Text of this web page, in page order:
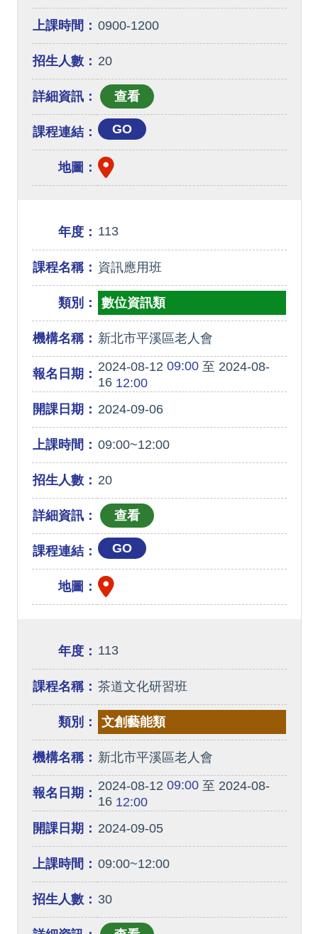
上課時間： 0900-1200
招生人數： 20
詳細資訊：
課程連結： GO
地圖：
年度： 113
課程名稱： 資訊應用班
類別： 數位資訊類
機構名稱： 新北市平溪區老人會
報名日期： 2024-08-12 09:00至 2024-08-
1612:00
開課日期： 2024-09-06
上課時間： 09:00~12:00
招生人數： 20
詳細資訊：
課程連結： GO
地圖：
年度： 113
課程名稱： 茶道文化研習班
類別： 文創藝能類
機構名稱： 新北市平溪區老人會
報名日期： 2024-08-12 09:00至 2024-08-
1612:00
開課日期： 2024-09-05
上課時間： 09:00~12:00
招生人數： 30